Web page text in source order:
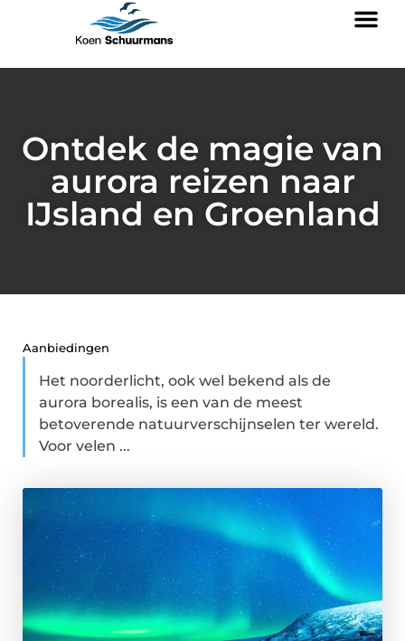
Ontdek de magie van
aurora reizen naar
IJsland en Groenland
Aanbiedingen
Het noorderlicht, ook wel bekend als de
aurora borealis, is een van de meest
betoverende natuurverschijnselen ter wereld.
Voor velen ...